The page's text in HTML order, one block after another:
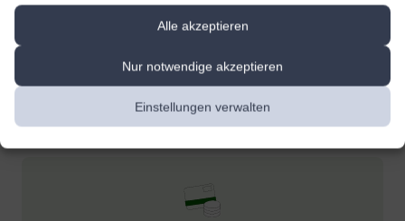
Alle akzeptieren
Nur notwendige akzeptieren
Einstellungen verwalten
Blutuntersuchungen
Cholesterin gesamt